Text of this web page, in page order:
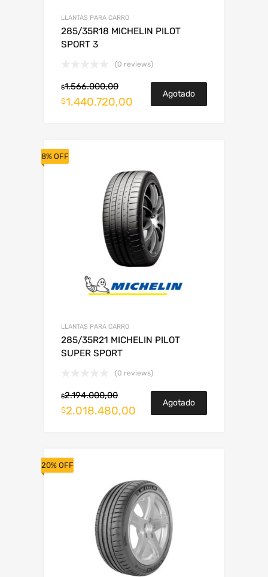
LLANTAS PARA CARRO
285/35R18 MICHELIN PILOT
SPORT 3
(0 reviews)
$1.566.000,00
$1.440.720,00
Agotado
8% OFF
LLANTAS PARA CARRO
285/35R21 MICHELIN PILOT
SUPER SPORT
(0 reviews)
$2.194.000,00
$2.018.480,00
Agotado
20% OFF